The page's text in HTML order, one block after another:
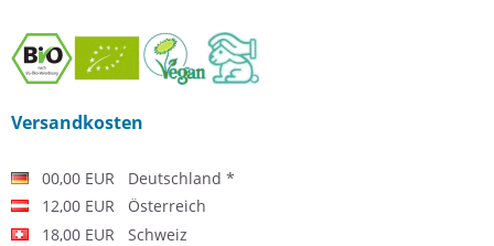
Versandkosten
00,00 EUR Deutschland *
12,00 EUR Österreich
18,00 EUR Schweiz